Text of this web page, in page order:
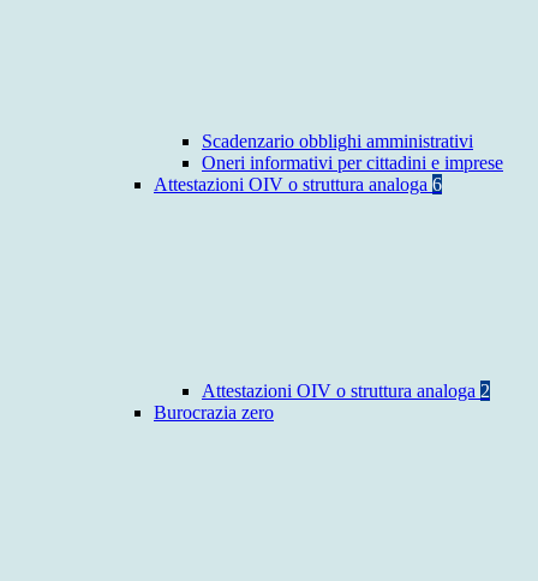
Scadenzario obblighi amministrativi
Oneri informativi per cittadini e imprese
Attestazioni OIV o struttura analoga 6
Attestazioni OIV o struttura analoga 2
Burocrazia zero